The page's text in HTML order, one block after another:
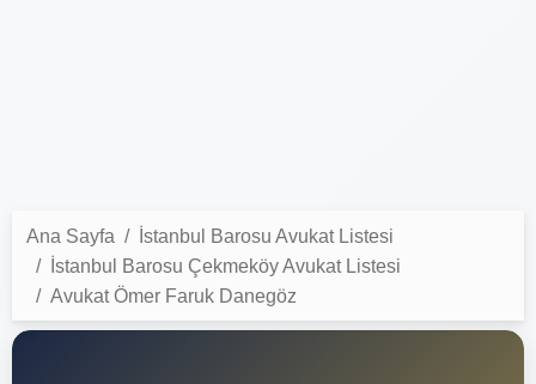
Ana Sayfa
İstanbul Barosu Avukat Listesi
İstanbul Barosu Çekmeköy Avukat Listesi
Avukat Ömer Faruk Danegöz